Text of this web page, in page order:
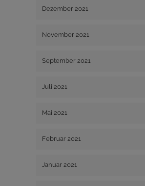
Dezember 2021
November 2021
September 2021
Juli 2021
Mai 2021
Februar 2021
Januar 2021